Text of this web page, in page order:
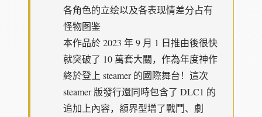
各角色的立绘以及各表现情差分占有
怪物图鉴
本作品於 2023 年 9 月 1 日推由後很快
就突破了 10 萬套大關，作為年度神作
終於登上 steamer 的國際舞台！這次
steamer 版發行還同時包含了 DLC1 的
追加上內容，額界型增了戰鬥、劇